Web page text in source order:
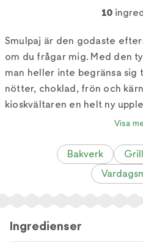
10
Smulpaj är den godaste
om du frågar mig. Med den
man heller inte begränsa sig
nötter, choklad, frön och
kioskvältaren en helt ny
Visa
Bakverk
Ingredienser